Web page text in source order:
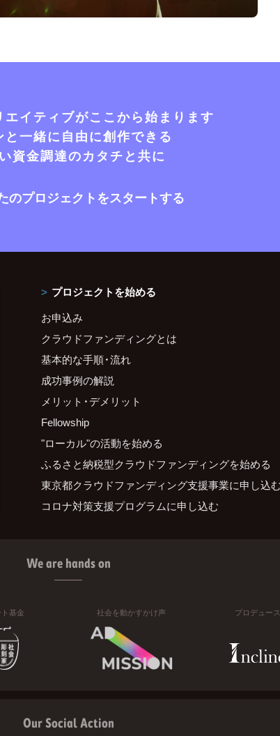
エイティブがここから始まります
と一緒に自由に創作できる
資金調達のカタチと共に
のプロジェクトをスタートする
プロジェクトを始める
お申込み
クラウドファンディングとは
基本的な手順・流れ
成功事例の解説
メリット・デメリット
Fellowship
"ローカル"の活動を始める
ふるさと納税型クラウドファンディングを始める
東京都クラウドファンディング支援事業に申し込む
コロナ対策支援プログラムに申し込む
We are hands on
基金 社会を動かすかけ声 プロデュース
Our Social Action